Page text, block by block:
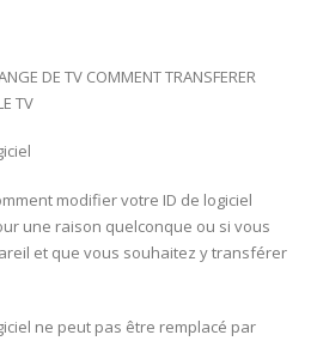
DE TV COMMENT TRANSFERER
TV
modifier votre ID de logiciel
une raison quelconque ou si vous
et que vous souhaitez y transférer
ne peut pas être remplacé par